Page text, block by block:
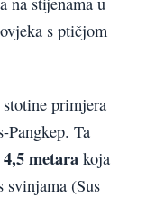
s ptičjom
primjera
Pangkep. Ta
4,5 metara koja
(Sus